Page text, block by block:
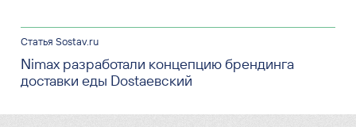
Статья Sostav.ru
Nimax разработали концепцию брендинга
доставки еды Dostaевский